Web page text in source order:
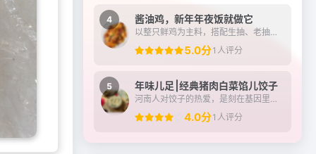
4 酱油鸡，新年年夜饭就做它
以整只鲜鸡为主料，搭配生抽、老抽、冰糖及姜葱等调料制成。
5.0分1人评分
5 年味儿足⎮经典猪肉白菜馅儿饺子
河南人对饺子的热爱，是刻在基因里的家乡味、团圆的仪式感……平常宴客节气，民俗节日都会包饺子（不只是吃饺子，但是必不可少）大年三十“守岁”吃，初一早晨吃，取“更岁交...
4.0分1人评分